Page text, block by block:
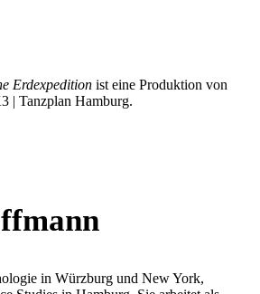
Erdexpedition ist eine Produktion von
| Tanzplan Hamburg.
in Würzburg und New York,